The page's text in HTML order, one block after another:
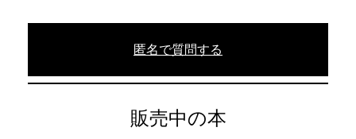
匿名で質問する
販売中の本